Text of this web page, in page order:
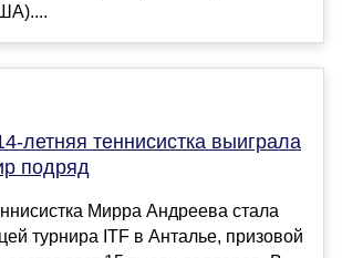
летняя теннисистка выиграла
подряд
Мирра Андреева стала
турнира ITF в Анталье, призовой